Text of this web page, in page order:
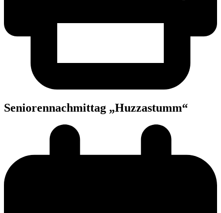
Senio­ren­nach­mit­tag „Huz­zas­tumm“